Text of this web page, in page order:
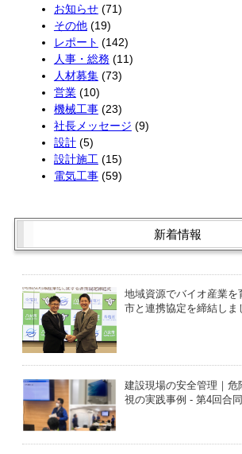
お知らせ(71)
その他(19)
レポート (142)
人事・総務 (11)
人材募集(73)
営業(10)
機械工事(23)
社長メッセージ (9)
設計(5)
設計施工 (15)
電気工事(59)
新着情報
地域資源でバイオ産業を
市と連携協定を締結しま
建設現場の安全管理｜危
視の実践事例 - 第4回合